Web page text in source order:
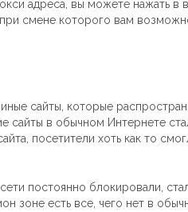
адреса, вы можете нажать в
смене которого вам
сайты, которые
сайты в обычном Интернете
посетители хоть как то
постоянно блокировали,
зоне есть все, чего нет в